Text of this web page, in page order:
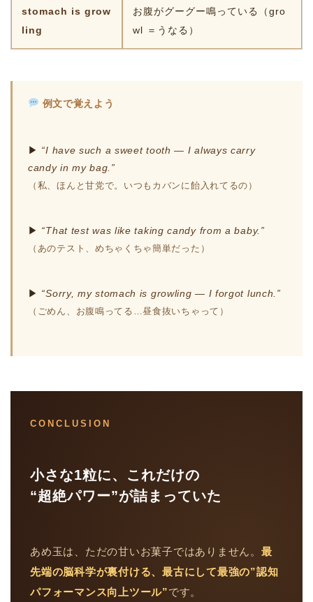
stomach is grow
ling
お腹がグーグー鳴っている（gro
wl ＝うなる）
例文で覚えよう
▶ “I have such a sweet tooth — I always carry
candy in my bag.”
（私、ほんと甘党で。いつもカバンに飴入れてるの）
▶ “That test was like taking candy from a baby.”
（あのテスト、めちゃくちゃ簡単だった）
▶ “Sorry, my stomach is growling — I forgot lunch.”
（ごめん、お腹鳴ってる…昼食抜いちゃって）
CONCLUSION
小さな1粒に、これだけの
“超絶パワー”が詰まっていた
あめ玉は、ただの甘いお菓子ではありません。 最
先端の脳科学が裏付ける、最古にして最強の”認知
パフォーマンス向上ツール”です。